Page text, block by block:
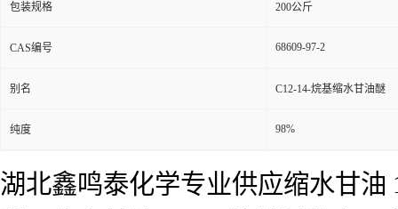
包装规格 200公斤
CAS编号 68609-97-2
别名 C12-14-烷基缩水甘油醚
纯度 98%
湖北鑫鸣泰化学专业供应缩水甘油